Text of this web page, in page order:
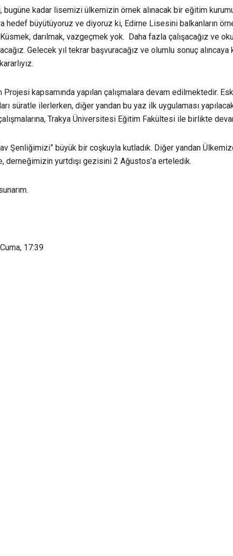
kadar lisemizi ülkemizin örnek alınacak bir eğitim
hedef büyütüyoruz ve diyoruz ki, Edirne Lisesini balkanların
darılmak, vazgeçmek yok. Daha fazla çalışacağız ve
Gelecek yıl tekrar başvuracağız ve olumlu sonuç alıncaya
kapsamında yapılan çalışmalara devam edilmektedir.
süratle ilerlerken, diğer yandan bu yaz ilk uygulaması
Trakya Üniversitesi Eğitim Fakültesi ile birlikte
Şenliğimizi” büyük bir coşkuyla kutladık. Diğer yandan
derneğimizin yurtdışı gezisini 2 Ağustos’a erteledik.
17:39